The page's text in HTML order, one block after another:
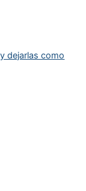
dejarlas como